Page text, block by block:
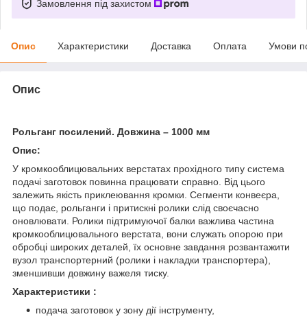
Замовлення під захистом
Опис Характеристики Доставка Оплата Умови
Опис
Рольганг посилений. Довжина – 1000 мм
Опис:
У кромкооблицювальних верстатах прохідного типу система
подачі заготовок повинна працювати справно. Від цього
залежить якість приклеювання кромки. Сегменти конвеєра,
що подає, рольганги і притискні ролики слід своєчасно
оновлювати. Ролики підтримуючої балки важлива частина
кромкооблицювального верстата, вони служать опорою при
обробці широких деталей, їх основне завдання розвантажити
вузол транспортерний (ролики і накладки транспортера),
зменшивши довжину важеля тиску.
Характеристики :
подача заготовок у зону дії інструменту,